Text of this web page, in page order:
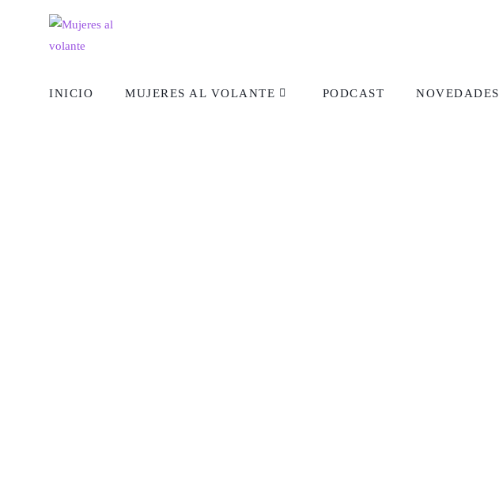
INICIO MUJERES AL VOLANTE PODCAST NOVEDADES